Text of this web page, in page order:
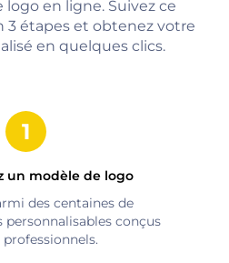
en ligne. Suivez ce
3 étapes et obtenez votre
en quelques clics.
un modèle de logo
des centaines de
personnalisables conçus
professionnels.